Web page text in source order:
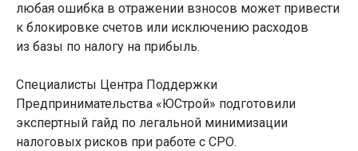
любая ошибка в отражении взносов может привести
к блокировке счетов или исключению расходов
из базы по налогу на прибыль.
Специалисты Центра Поддержки
Предпринимательства «ЮСтрой» подготовили
экспертный гайд по легальной минимизации
налоговых рисков при работе с СРО.